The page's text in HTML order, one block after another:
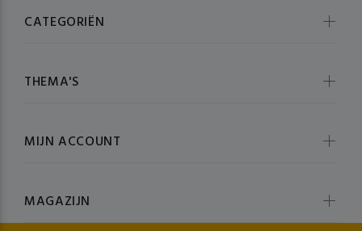
CATEGORIËN
THEMA'S
MIJN ACCOUNT
MAGAZIJN